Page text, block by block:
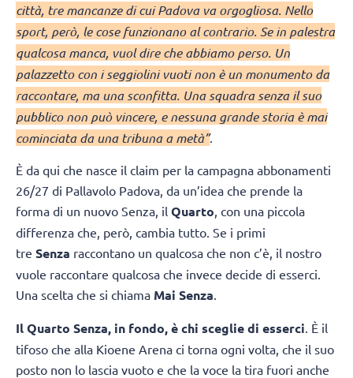
città, tre mancanze di cui Padova va orgogliosa. Nello
sport, però, le cose funzionano al contrario. Se in palestra
qualcosa manca, vuol dire che abbiamo perso. Un
palazzetto con i seggiolini vuoti non è un monumento da
raccontare, ma una sconfitta. Una squadra senza il suo
pubblico non può vincere, e nessuna grande storia è mai
cominciata da una tribuna a metà”.
È da qui che nasce il claim per la campagna abbonamenti
26/27 di Pallavolo Padova, da un’idea che prende la
forma di un nuovo Senza, il Quarto, con una piccola
differenza che, però, cambia tutto. Se i primi
tre Senza raccontano un qualcosa che non c’è, il nostro
vuole raccontare qualcosa che invece decide di esserci.
Una scelta che si chiama Mai Senza.
Il Quarto Senza, in fondo, è chi sceglie di esserci . È il
tifoso che alla Kioene Arena ci torna ogni volta, che il suo
posto non lo lascia vuoto e che la voce la tira fuori anche